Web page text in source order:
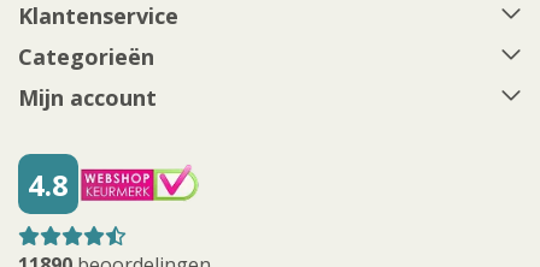
Klantenservice
Categorieën
Mijn account
4.8